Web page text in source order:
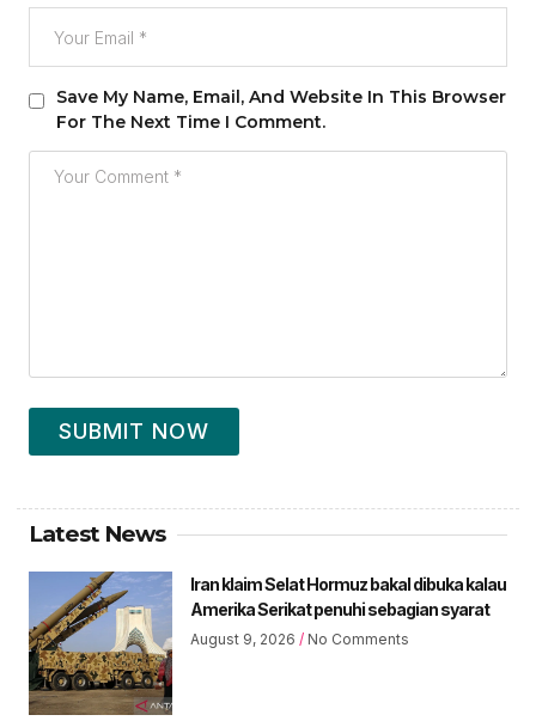
Save My Name, Email, And Website In This Browser
For The Next Time I Comment.
SUBMIT NOW
Latest News
Iran klaim Selat Hormuz bakal dibuka kalau
Amerika Serikat penuhi sebagian syarat
August 9, 2026 No Comments